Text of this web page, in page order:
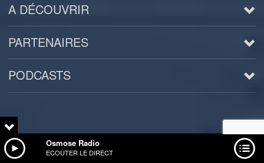
A DÉCOUVRIR
PARTENAIRES
PODCASTS
BD/Livres
Bien être/Santé
Osmose Radio
ECOUTER LE DIRECT